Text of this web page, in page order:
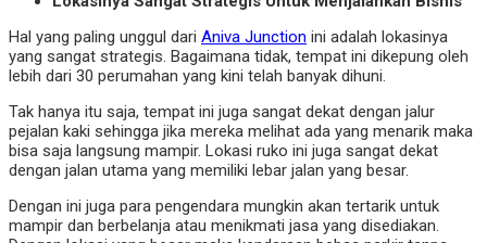
Hal yang paling unggul dari Aniva Junction ini adalah lokasinya
yang sangat strategis. Bagaimana tidak, tempat ini dikepung oleh
lebih dari 30 perumahan yang kini telah banyak dihuni.
Tak hanya itu saja, tempat ini juga sangat dekat dengan jalur
pejalan kaki sehingga jika mereka melihat ada yang menarik maka
bisa saja langsung mampir. Lokasi ruko ini juga sangat dekat
dengan jalan utama yang memiliki lebar jalan yang besar.
Dengan ini juga para pengendara mungkin akan tertarik untuk
mampir dan berbelanja atau menikmati jasa yang disediakan.